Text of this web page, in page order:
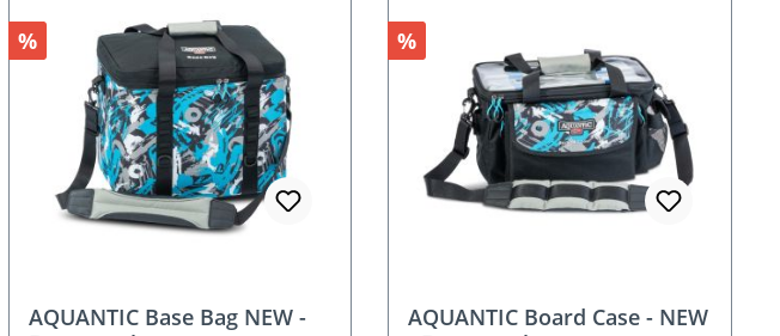
Rabatt
%
AQUANTIC Base Bag NEW -
Rabatt
%
AQUANTIC Board Case - NEW